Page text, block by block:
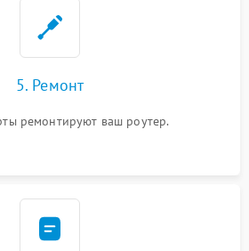
5. Ремонт
ремонтируют ваш роутер.